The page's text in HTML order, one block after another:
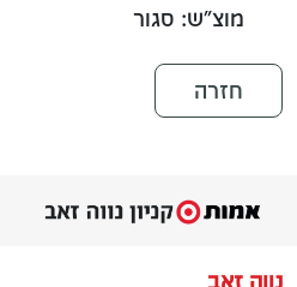
מוצ"ש: סגור
חזרה
נווה זאב